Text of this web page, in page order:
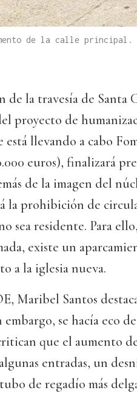
de la calle principal.
de la travesía de Santa
proyecto de
llevando a cabo
euros), finalizará
de la imagen del
la prohibición de
sea residente. Para
existe un
a la iglesia nueva.
Maribel Santos
embargo, se hacía eco
que el aumento
entradas, un
de regadío más